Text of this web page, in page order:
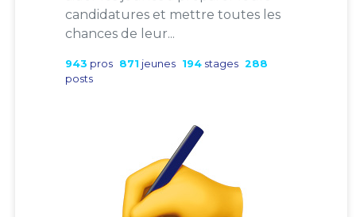
candidatures et mettre toutes les
chances de leur...
943 pros 871 jeunes 194 stages 288
posts